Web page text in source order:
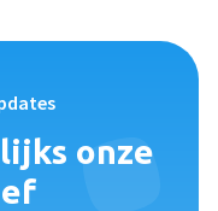
onze